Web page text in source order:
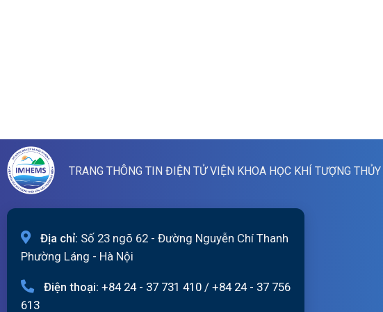
TRANG THÔNG TIN ĐIỆN TỬ VIỆN KHOA HỌC KHÍ TƯỢNG
Địa chỉ: Số 23 ngõ 62 - Đường Nguyễn Chí Thanh
Phường Láng - Hà Nội
Điện thoại: +84 24 - 37 731 410 / +84 24 - 37 756
613